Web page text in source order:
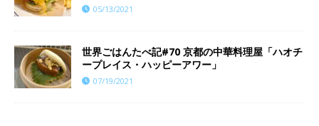
05/13/2021
世界ごはんたべ記#70 京都の中華料理屋「ハオチ
ープレイス・ハッピーアワー」
07/19/2021